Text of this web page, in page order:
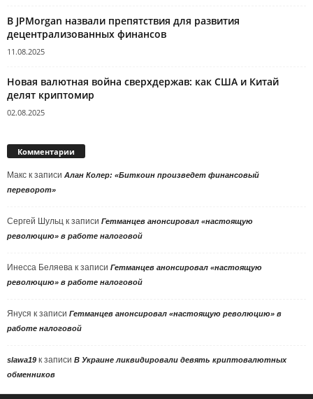
В JPMorgan назвали препятствия для развития
децентрализованных финансов
11.08.2025
Новая валютная война сверхдержав: как США и Китай
делят криптомир
02.08.2025
Комментарии
Макс к записи Алан Колер: «Биткоин произведет финансовый
переворот»
Сергей Шульц к записи Гетманцев анонсировал «настоящую
революцию» в работе налоговой
Инесса Беляева к записи Гетманцев анонсировал «настоящую
революцию» в работе налоговой
Януся к записи Гетманцев анонсировал «настоящую революцию» в
работе налоговой
slawa19 к записи В Украине ликвидировали девять криптовалютных
обменников